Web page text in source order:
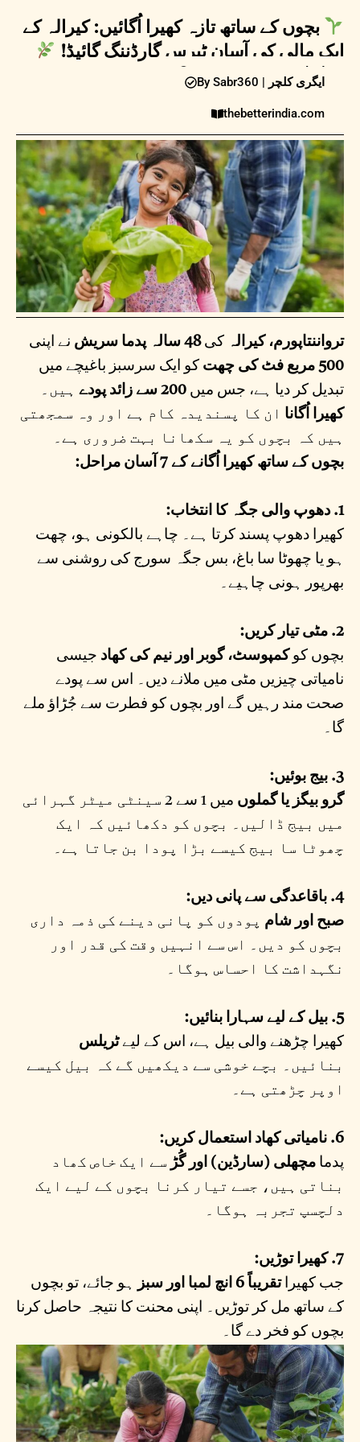
بچوں کے ساتھ تازہ کھیرا اُگائیں: کیرالہ کے
ایک مالی کی آسان ٹیرس گارڈننگ گائیڈ!
11 اپریل 2025
By Sabr360 | ایگری کلچر
thebetterindia.com
ترواننتاپورم، کیرالہ کی48 سالہ پدما سریش
نے اپنی
500 مربع فٹ کی چھت
کو ایک سرسبز باغیچے میں
تبدیل کر دیا ہے، جس میں 200 سے زائد پودے
ہیں۔
کھیرا اُگانا ان کا پسندیدہ کام ہے اور وہ سمجھتی
ہیں کہ بچوں کو یہ سکھانا بہت ضروری ہے۔
بچوں کے ساتھ کھیرا اُگانے کے 7 آسان مراحل:
1. دھوپ والی جگہ کا انتخاب:
کھیرا دھوپ پسند کرتا ہے۔ چاہے بالکونی ہو، چھت
ہو یا چھوٹا سا باغ، بس جگہ سورج کی روشنی سے
بھرپور ہونی چاہیے۔
2. مٹی تیار کریں:
بچوں کو کمپوسٹ، گوبر اور نیم کی کھاد جیسی
نامیاتی چیزیں مٹی میں ملانے دیں۔ اس سے پودے
صحت مند رہیں گے اور بچوں کو فطرت سے جُڑاؤ ملے
گا۔
3. بیج بوئیں:
گرو بیگز یا گملوں
میں 1 سے 2 سینٹی میٹر گہرائی
میں بیج ڈالیں۔ بچوں کو دکھائیں کہ ایک
چھوٹا سا بیج کیسے بڑا پودا بن جاتا ہے۔
4. باقاعدگی سے پانی دیں:
صبح اور شام پودوں کو پانی دینے کی ذمہ داری
بچوں کو دیں۔ اس سے انہیں وقت کی قدر اور
نگہداشت کا احساس ہوگا۔
5. بیل کے لیے سہارا بنائیں:
کھیرا چڑھنے والی بیل ہے، اس کے لیےٹریلس
بنائیں۔ بچے خوشی سے دیکھیں گے کہ بیل کیسے
اوپر چڑھتی ہے۔
6. نامیاتی کھاد استعمال کریں:
پدما مچھلی (سارڈین) اور گُڑ سے ایک خاص کھاد
بناتی ہیں، جسے تیار کرنا بچوں کے لیے ایک
دلچسپ تجربہ ہوگا۔
7. کھیرا توڑیں:
جب کھیراتقریباً 6 انچ لمبا اور سبز
ہو جائے، تو بچوں
کے ساتھ مل کر توڑیں۔ اپنی محنت کا نتیجہ حاصل کرنا
بچوں کو فخر دے گا۔